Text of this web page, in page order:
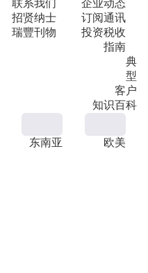
联系我们
招贤纳士
瑞豐刊物
企业动态
订阅通讯
投资税收
指南
典
型
客户
知识百科
东南亚 欧美